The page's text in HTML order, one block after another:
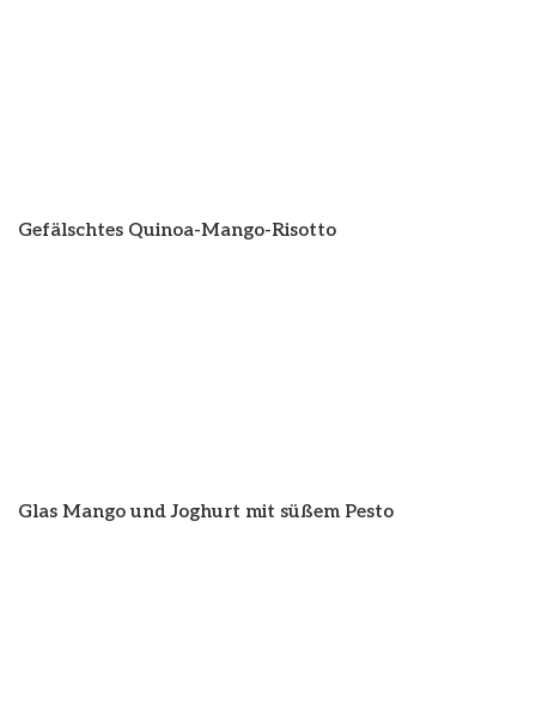
Gefälschtes Quinoa-Mango-Risotto
Glas Mango und Joghurt mit süßem Pesto